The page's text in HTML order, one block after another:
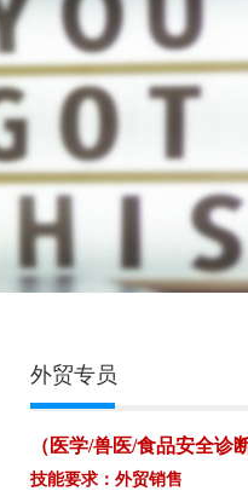
外贸专员
（医学/兽医/食品安全诊
技能要求：外贸销售